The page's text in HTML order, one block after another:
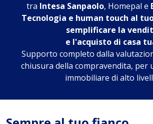
tra Intesa Sanpaolo, Homepal e
Tecnologia e human touch al
semplificare la
e l'acquisto di casa
Supporto completo dalla
chiusura della compravendita, per
immobiliare di alto